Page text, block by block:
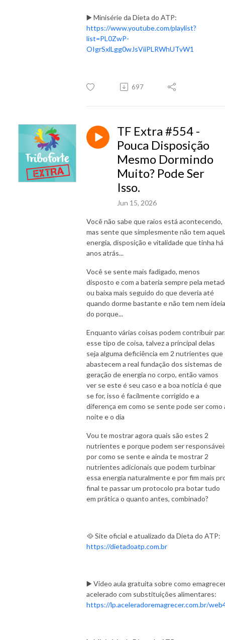
▶️ Minisérie da Dieta do ATP:
https://www.youtube.com/playlist?
list=PL0ZwP-
OIgrSxlLgg0wJsViiPLRWhUTvW1
697
TF Extra #554 -
Pouca Disposição
Mesmo Dormindo
Muito? Pode Ser
Isso.
Jun 15, 2026
Você não sabe que raios está acontecendo,
mas sente que simplesmente não tem
energia, disposição e vitalidade que tinha há
anos atrás...
Você se sente mais fadigado, menos
disposto e com a bateria sempre pela
ou baixa mais seguido do que deveria até
quando dorme bastante e não tem nem ideia
do porque...
Enquanto várias coisas podem contribuir
esse tipo de coisa, talvez a principal delas
seja alguma deficiência em 2 nutrientes que
abastecem a real fundação dos sistemas de
geração de energia no corpo, então vamos
ver se este é seu caso e a boa notícia é que
se for, isso é facilmente corrigido e a
diferença em como se sente pode ser como
noite e o dia
Vou te mostrar agora quais são estes 2
nutrientes e porque podem ser
por como se sente e ainda te mostrar 2
nutrientes adicionais que podem turbinar
essa energia naturalmente e por fim mais
final te passar um protocolo pra botar tudo
em prática o quanto antes, combinado?
🥘 Site oficial e atualizado da Dieta do ATP:
https://dietadoatp.com.br
▶️ Vídeo aula gratuita sobre como
acelerado com substituições alimentares:
https://lp.aceleradoremagrecer.com.br/